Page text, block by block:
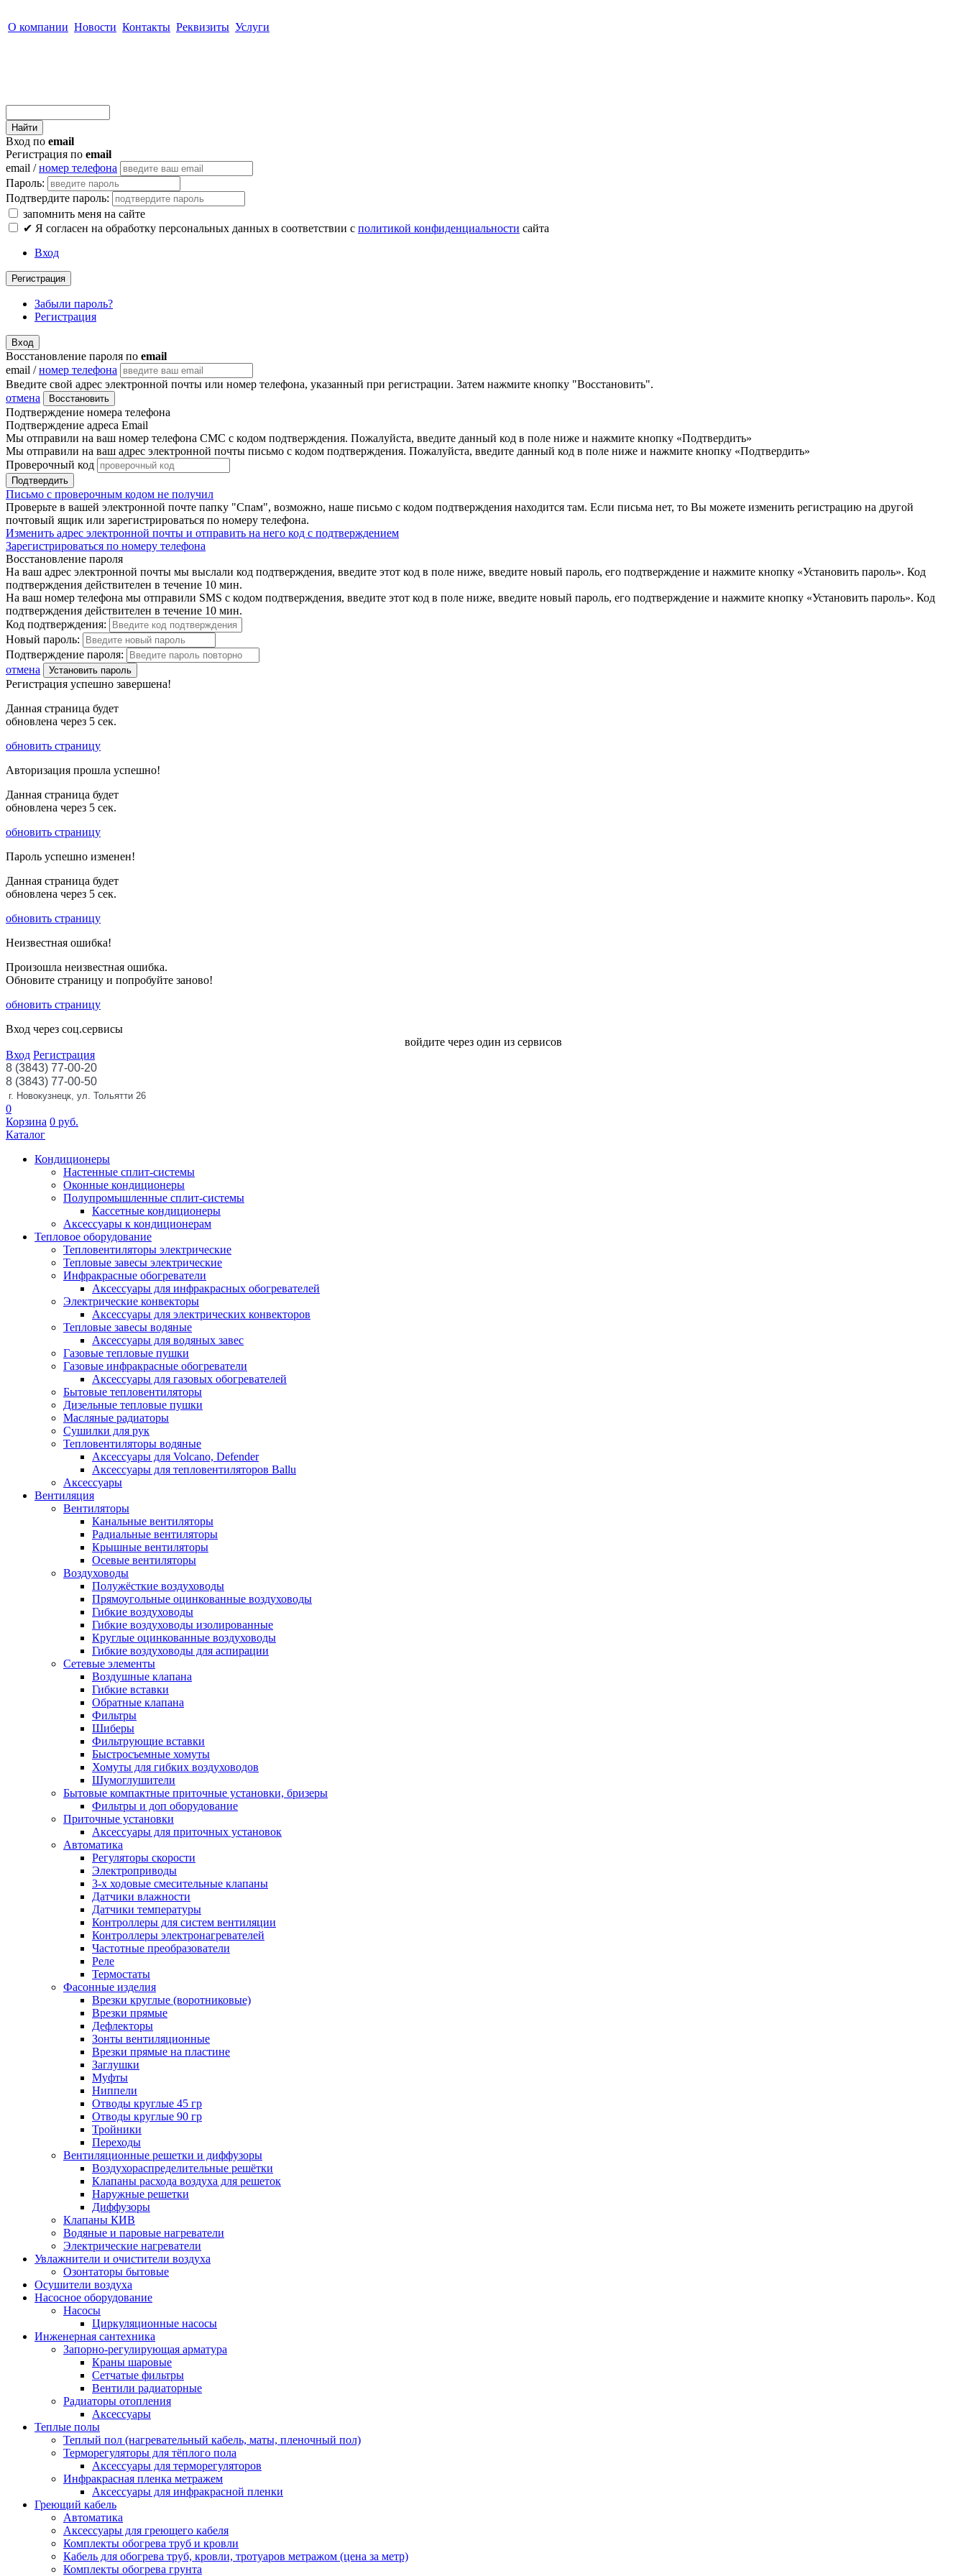
О компании Новости Контакты Реквизиты Услуги
Вход по email
Регистрация по email
email /номер телефона
Пароль:
Подтвердите пароль:
запомнить меня на сайте
✔ Я согласен на обработку персональных данных в соответствии с политикой конфиденциальности сайта
Вход
Регистрация
Забыли пароль?
Регистрация
Вход
Восстановление пароля по email
email /номер телефона
Введите свой адрес электронной почты или номер телефона, указанный при регистрации. Затем нажмите кнопку "Восстановить".
отмена
Восстановить
Подтверждение номера телефона
Подтверждение адреса Email
Мы отправили на ваш номер телефона СМС с кодом подтверждения. Пожалуйста, введите данный код в поле ниже и нажмите кнопку «Подтвердить»
Мы отправили на ваш адрес электронной почты письмо с кодом подтверждения. Пожалуйста, введите данный код в поле ниже и нажмите кнопку «Подтвердить»
Проверочный код
Подтвердить
Письмо с проверочным кодом не получил
Проверьте в вашей электронной почте папку "Спам", возможно, наше письмо с кодом подтверждения находится там. Если письма нет, то Вы можете изменить регистрацию на другой
почтовый ящик или зарегистрироваться по номеру телефона.
Изменить адрес электронной почты и отправить на него код с подтверждением
Зарегистрироваться по номеру телефона
Восстановление пароля
На ваш адрес электронной почты мы выслали код подтверждения, введите этот код в поле ниже, введите новый пароль, его подтверждение и нажмите кнопку «Установить пароль». Код
подтверждения действителен в течение 10 мин.
На ваш номер телефона мы отправили SMS с кодом подтверждения, введите этот код в поле ниже, введите новый пароль, его подтверждение и нажмите кнопку «Установить пароль». Код
подтверждения действителен в течение 10 мин.
Код подтверждения:
Новый пароль:
Подтверждение пароля:
отмена
Установить пароль
Регистрация успешно завершена!
Данная страница будет
обновлена через 5 сек.
обновить страницу
Авторизация прошла успешно!
Данная страница будет
обновлена через 5 сек.
обновить страницу
Пароль успешно изменен!
Данная страница будет
обновлена через 5 сек.
обновить страницу
Неизвестная ошибка!
Произошла неизвестная ошибка.
Обновите страницу и попробуйте заново!
обновить страницу
Вход через соц.сервисы
войдите через один из сервисов
Вход Регистрация
8 (3843) 77-00-20
8 (3843) 77-00-50
г. Новокузнецк, ул. Тольятти 26
0
Корзина 0 руб.
Каталог
Кондиционеры
Настенные сплит-системы
Оконные кондиционеры
Полупромышленные сплит-системы
Кассетные кондиционеры
Аксессуары к кондиционерам
Тепловое оборудование
Тепловентиляторы электрические
Тепловые завесы электрические
Инфракрасные обогреватели
Аксессуары для инфракрасных обогревателей
Электрические конвекторы
Аксессуары для электрических конвекторов
Тепловые завесы водяные
Аксессуары для водяных завес
Газовые тепловые пушки
Газовые инфракрасные обогреватели
Аксессуары для газовых обогревателей
Бытовые тепловентиляторы
Дизельные тепловые пушки
Масляные радиаторы
Сушилки для рук
Тепловентиляторы водяные
Аксессуары для Volcano, Defender
Аксессуары для тепловентиляторов Ballu
Аксессуары
Вентиляция
Вентиляторы
Канальные вентиляторы
Радиальные вентиляторы
Крышные вентиляторы
Осевые вентиляторы
Воздуховоды
Полужёсткие воздуховоды
Прямоугольные оцинкованные воздуховоды
Гибкие воздуховоды
Гибкие воздуховоды изолированные
Круглые оцинкованные воздуховоды
Гибкие воздуховоды для аспирации
Сетевые элементы
Воздушные клапана
Гибкие вставки
Обратные клапана
Фильтры
Шиберы
Фильтрующие вставки
Быстросъемные хомуты
Хомуты для гибких воздуховодов
Шумоглушители
Бытовые компактные приточные установки, бризеры
Фильтры и доп оборудование
Приточные установки
Аксессуары для приточных установок
Автоматика
Регуляторы скорости
Электроприводы
3-х ходовые смесительные клапаны
Датчики влажности
Датчики температуры
Контроллеры для систем вентиляции
Контроллеры электронагревателей
Частотные преобразователи
Реле
Термостаты
Фасонные изделия
Врезки круглые (воротниковые)
Врезки прямые
Дефлекторы
Зонты вентиляционные
Врезки прямые на пластине
Заглушки
Муфты
Ниппели
Отводы круглые 45 гр
Отводы круглые 90 гр
Тройники
Переходы
Вентиляционные решетки и диффузоры
Воздухораспределительные решётки
Клапаны расхода воздуха для решеток
Наружные решетки
Диффузоры
Клапаны КИВ
Водяные и паровые нагреватели
Электрические нагреватели
Увлажнители и очистители воздуха
Озонтаторы бытовые
Осушители воздуха
Насосное оборудование
Насосы
Циркуляционные насосы
Инженерная сантехника
Запорно-регулирующая арматура
Краны шаровые
Сетчатые фильтры
Вентили радиаторные
Радиаторы отопления
Аксессуары
Теплые полы
Теплый пол (нагревательный кабель, маты, пленочный пол)
Терморегуляторы для тёплого пола
Аксессуары для терморегуляторов
Инфракрасная пленка метражем
Аксессуары для инфракрасной пленки
Греющий кабель
Автоматика
Аксессуары для греющего кабеля
Комплекты обогрева труб и кровли
Кабель для обогрева труб, кровли, тротуаров метражом (цена за метр)
Комплекты обогрева грунта